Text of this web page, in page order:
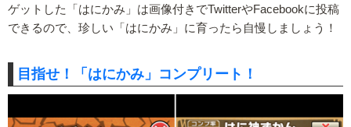
ゲットした「はにかみ」は画像付きでTwitterやFacebookに投稿
できるので、珍しい「はにかみ」に育ったら自慢しましょう！
目指せ！「はにかみ」コンプリート！